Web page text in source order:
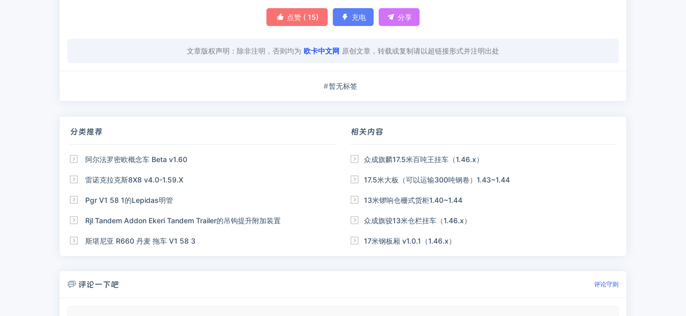
 点赞 (15)  充电  分享
文章版权声明：除非注明，否则均为 欧卡中文网 原创文章，转载或复制请以超链接形式并注明出处
暂无标签
分类推荐
 阿尔法罗密欧概念车 Beta v1.60
 雷诺克拉克斯8X8 v4.0-1.59.X
 Pgr V1 58 1的Lepidas明管
 Rjl Tandem Addon Ekeri Tandem Trailer的吊钩提升附加装置
 斯堪尼亚 R660 丹麦 拖车 V1 58 3
相关内容
 众成旗麟17.5米百吨王挂车（1.46.x）
 17.5米大板（可以运输300吨钢卷）1.43~1.44
 13米锣响仓栅式货柜1.40~1.44
 众成旗骏13米仓栏挂车（1.46.x）
 17米钢板厢 v1.0.1（1.46.x）
 评论一下吧 评论守则